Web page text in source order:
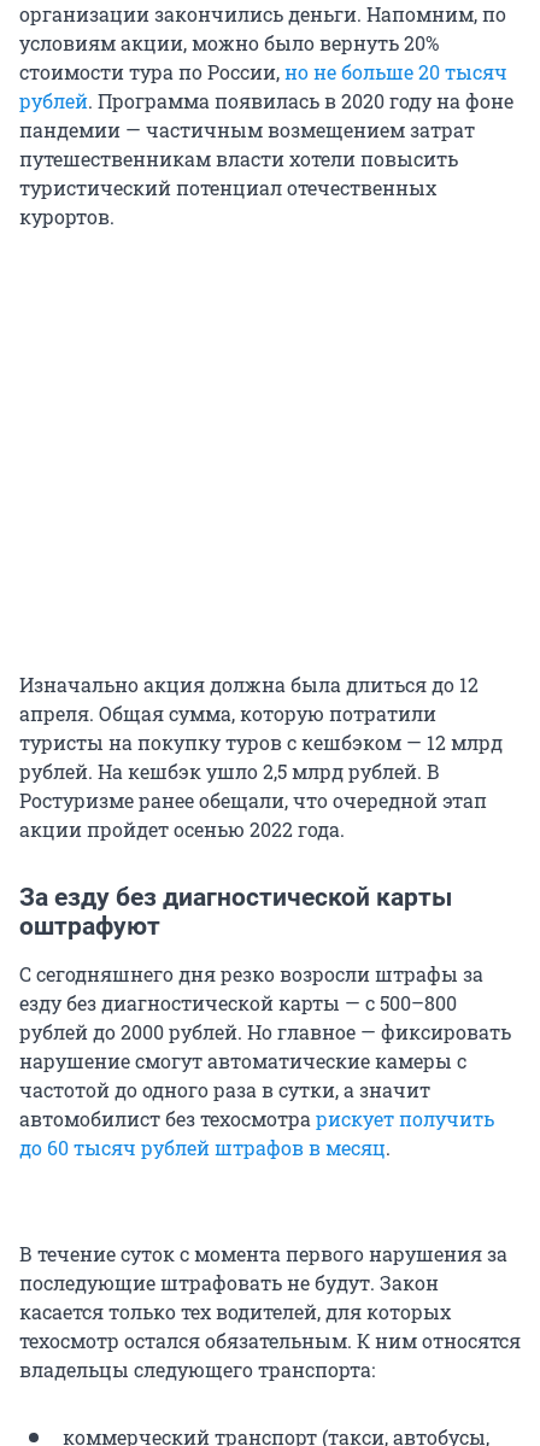
организации закончились деньги. Напомним, по
условиям акции, можно было вернуть 20%
стоимости тура по России,но не больше 20 тысяч
рублей. Программа появилась в 2020 году на фоне
пандемии — частичным возмещением затрат
путешественникам власти хотели повысить
туристический потенциал отечественных
курортов.
Изначально акция должна была длиться до 12
апреля. Общая сумма, которую потратили
туристы на покупку туров с кешбэком — 12 млрд
рублей. На кешбэк ушло 2,5 млрд рублей. В
Ростуризме ранее обещали, что очередной этап
акции пройдет осенью 2022 года.
За езду без диагностической карты
оштрафуют
С сегодняшнего дня резко возросли штрафы за
езду без диагностической карты — с 500–800
рублей до 2000 рублей. Но главное — фиксировать
нарушение смогут автоматические камеры с
частотой до одного раза в сутки, а значит
автомобилист без техосмотрарискует получить
до 60 тысяч рублей штрафов в месяц.
В течение суток с момента первого нарушения за
последующие штрафовать не будут. Закон
касается только тех водителей, для которых
техосмотр остался обязательным. К ним относятся
владельцы следующего транспорта:
коммерческий транспорт (такси, автобусы,